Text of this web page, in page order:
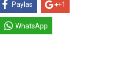
Paylas +1
WhatsApp